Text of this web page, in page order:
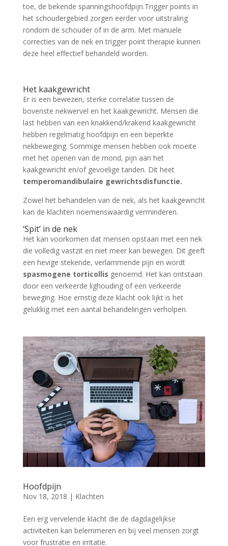
toe, de bekende spanningshoofdpijn.Trigger points in
het schoudergebied zorgen eerder voor uitstraling
rondom de schouder of in de arm. Met manuele
correcties van de nek en trigger point therapie kunnen
deze heel effectief behandeld worden.
Het kaakgewricht
Er is een bewezen, sterke correlatie tussen de
bovenste nekwervel en het kaakgewricht. Mensen die
last hebben van een knakkend/krakend kaakgewricht
hebben regelmatig hoofdpijn en een beperkte
nekbeweging. Sommige mensen hebben ook moeite
met het openen van de mond, pijn aan het
kaakgewricht en/of gevoelige tanden. Dit heet
temperomandibulaire gewrichtsdisfunctie.
Zowel het behandelen van de nek, als het kaakgewricht
kan de klachten noemenswaardig verminderen.
‘Spit’ in de nek
Het kan voorkomen dat mensen opstaan met een nek
die volledig vastzit en niet meer kan bewegen. Dit geeft
een hevige stekende, verlammende pijn en wordt
spasmogene torticollis genoemd. Het kan ontstaan
door een verkeerde lighouding of een verkeerde
beweging. Hoe ernstig deze klacht ook lijkt is het
gelukkig met een aantal behandelingen verholpen.
Hoofdpijn
Nov 18, 2018 | Klachten
Een erg vervelende klacht die de dagdagelijkse
activiteiten kan belemmeren en bij veel mensen zorgt
voor frustratie en irritatie.